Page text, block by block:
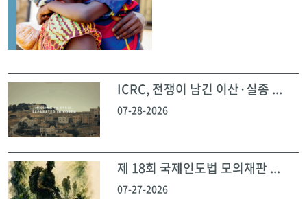
ICRC, 전쟁이 남긴 이산·실종 ...
07-28-2026
제 18회 국제인도법 모의재판 ...
07-27-2026